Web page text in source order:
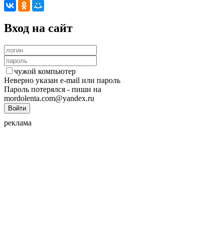
Вход на сайт
чужой компьютер
Неверно указан e-mail или пароль
Пароль потерялся - пиши на
mordolenta.com@yandex.ru
реклама